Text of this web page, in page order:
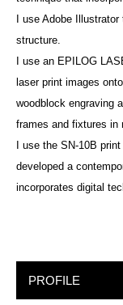
I use Adobe
structure.
I use an EPILOG
laser print images
woodblock engraving
frames and fixtures in
I use the SN-10B
developed a
incorporates digital
PROFILE